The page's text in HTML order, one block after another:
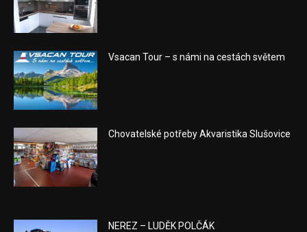
Vsacan Tour – s námi na cestách světem
Chovatelské potřeby Akvaristika Slušovice
NEREZ – LUDĚK POLČÁK